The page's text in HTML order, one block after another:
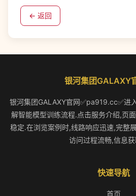
← 返回
银河集团GALAXY
银河集团GALAXY官网✅pa919.cc✅进
解智能模型训练流程.点击服务介绍,页
稳定.在浏览案例时,线路响应迅速,完整
访问过程流畅,信息
快速导航
首页